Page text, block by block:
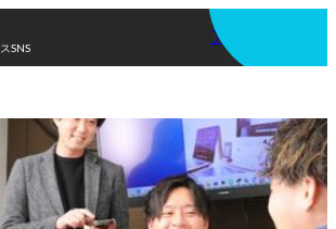
SNS
アプリを使う